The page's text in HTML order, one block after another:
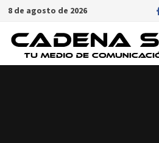
Saltar
contenido
8 de agosto de 2026